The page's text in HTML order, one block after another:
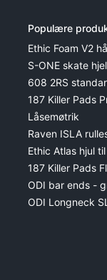
Populære
Ethic Foam V2
S-ONE skate
608 2RS
187 Killer Pads
Låsemøtrik
Raven ISLA
Ethic Atlas hjul
187 Killer Pads
ODI bar ends -
ODI Longneck